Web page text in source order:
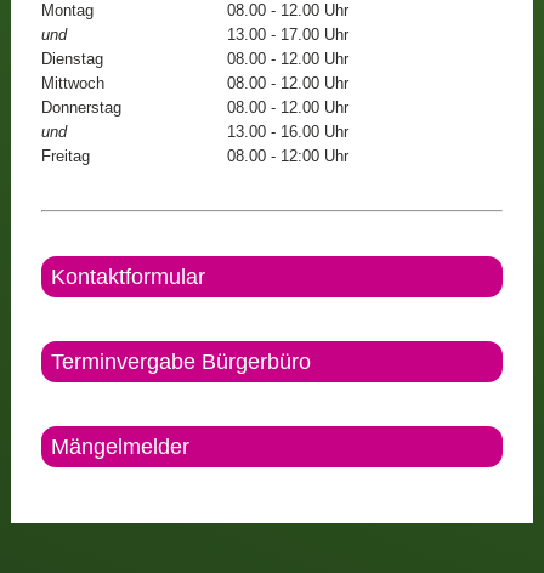
Montag
08.00 - 12.00 Uhr
und
13.00 - 17.00 Uhr
Dienstag
08.00 - 12.00 Uhr
Mittwoch
08.00 - 12.00 Uhr
Donnerstag
08.00 - 12.00 Uhr
und
13.00 - 16.00 Uhr
Freitag
08.00 - 12:00 Uhr
Kontaktformular
Terminvergabe Bürgerbüro
Mängelmelder